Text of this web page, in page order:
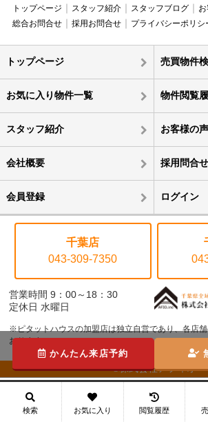
トップページ スタッフ紹介 スタッフブログ
総合お問合せ
採用お問合せ プライバシーポリシ
トップページ 売買物件
お気に入り物件一覧 物件閲覧
スタッフ紹介 お客様の声
会社概要 採用問合せ
会員登録 ログイン
千葉店
043-309-7350
営業時間 9：00～18：30
定休日 水曜日
※ピタットハウスの加盟店は独立自営であり、各店
おります。
©株式会社アフィオ
かんたん来店予約
検索 お気に入り 閲覧履歴